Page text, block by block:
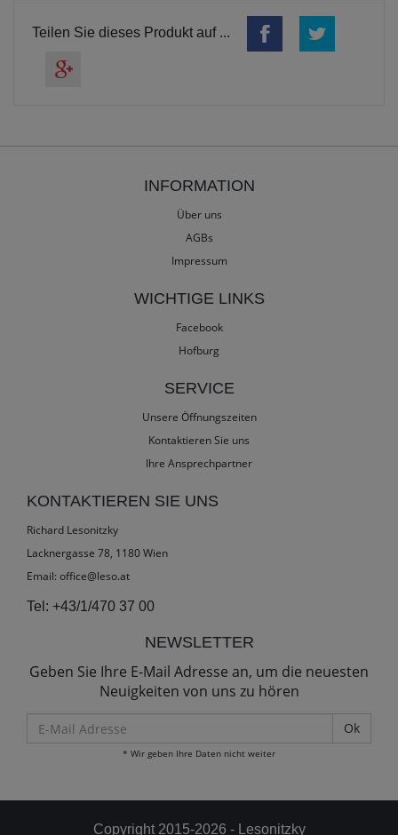
Teilen Sie dieses Produkt auf ...
INFORMATION
Über uns
AGBs
Impressum
WICHTIGE LINKS
Facebook
Hofburg
SERVICE
Unsere Öffnungszeiten
Kontaktieren Sie uns
Ihre Ansprechpartner
KONTAKTIEREN SIE UNS
Richard Lesonitzky
Lacknergasse 78, 1180 Wien
Email: office@leso.at
Tel: +43/1/470 37 00
NEWSLETTER
Geben Sie Ihre E-Mail Adresse an, um die neuesten
Neuigkeiten von uns zu hören
Mail
Adresse
* Wir geben Ihre Daten nicht weiter
Copyright 2015-2026 - Lesonitzky